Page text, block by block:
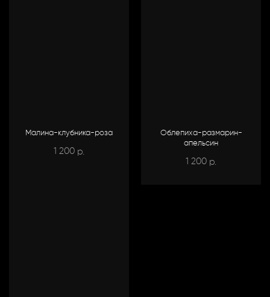
Малина-клубника-роза
1 200 р.
Облепиха-размарин-
апельсин
1 200 р.